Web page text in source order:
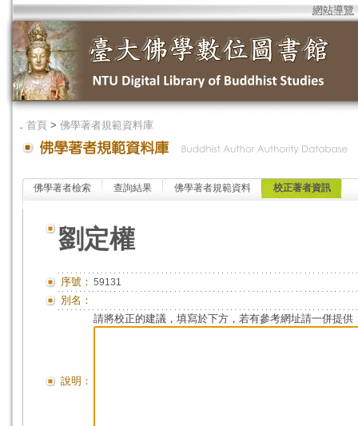
網站導覽
． 首頁 > 佛學著者規範資料庫
佛學著者檢索 查詢結果 佛學著者規範資料 校正著者資訊
劉定權
序號： 59131
別名：
說明：
請將校正的建議，填寫於下方，若有參考網址請一併提供